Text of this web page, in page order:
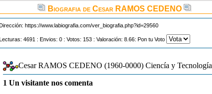
Biografia de Cesar RAMOS CEDENO
https://www.labiografia.com/ver_biografia.php?id=29560
4691 : Envios: 0 : Votos: 153 : Valoración: 8.66: Pon tu Voto
Cesar RAMOS CEDENO (1960-0000) Ciencía y Tecnología
1 Un visitante nos comenta